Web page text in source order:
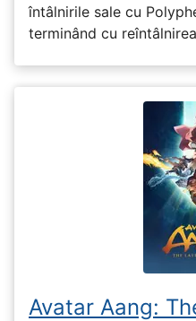
întâlnirile sale cu
terminând cu
Avatar Aang: